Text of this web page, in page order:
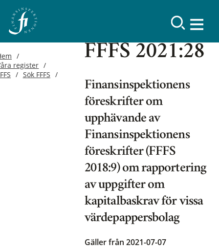
register
Sök FFFS
FFFS 2021:28
Finansinspektionens
föreskrifter om
upphävande av
Finansinspektionens
föreskrifter (FFFS
2018:9) om rapportering
av uppgifter om
kapitalbaskrav för vissa
värdepappersbolag
Gäller från 2021-07-07